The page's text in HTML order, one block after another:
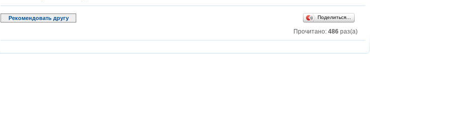
Рекомендовать другу Поделиться…
Прочитано: 486 раз(а)